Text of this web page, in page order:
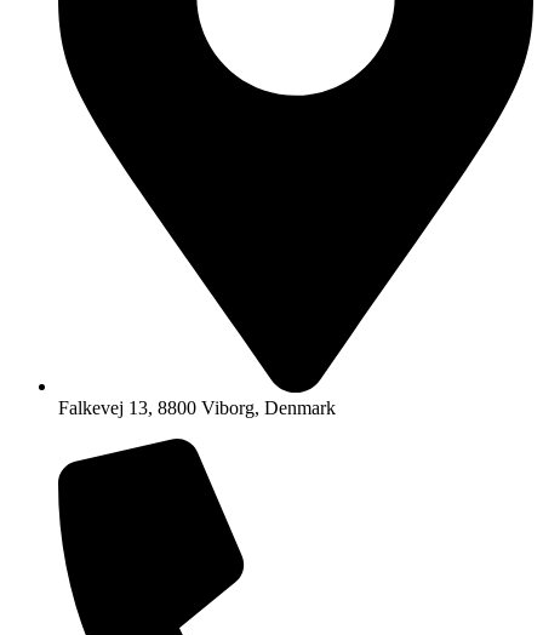
Falkevej 13, 8800 Viborg, Denmark